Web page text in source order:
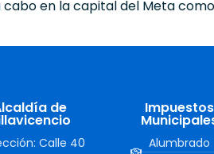
en la capital del Meta
de
Calle 40
Impuestos
Alumbrado